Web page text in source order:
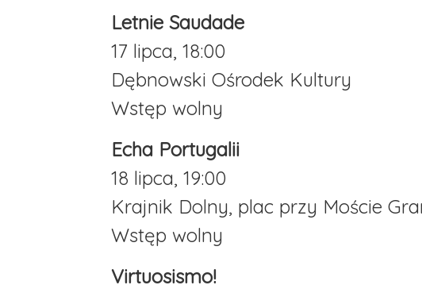
Letnie Saudade
17 lipca, 18:00
Dębnowski Ośrodek Kultury
Wstęp wolny
Echa Portugalii
18 lipca, 19:00
Krajnik Dolny, plac przy Moście
Wstęp wolny
Virtuosismo!